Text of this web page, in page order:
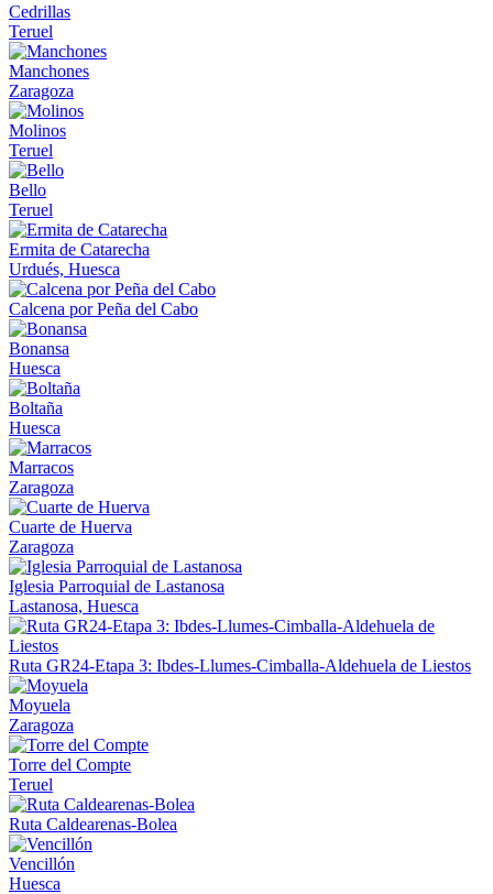
Cedrillas
Teruel
Manchones
Zaragoza
Molinos
Teruel
Bello
Teruel
Ermita de Catarecha
Urdués, Huesca
Calcena por Peña del Cabo
Bonansa
Huesca
Boltaña
Huesca
Marracos
Zaragoza
Cuarte de Huerva
Zaragoza
Iglesia Parroquial de Lastanosa
Lastanosa, Huesca
Ruta GR24-Etapa 3: Ibdes-Llumes-Cimballa-Aldehuela de Liestos
Moyuela
Zaragoza
Torre del Compte
Teruel
Ruta Caldearenas-Bolea
Vencillón
Huesca